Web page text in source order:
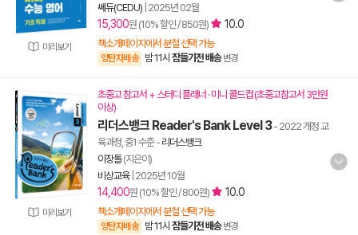
미리보기
쎄듀(CEDU) 2025년 02월
15,300원 (10% 할인 / 850원) 10.0
책소개페이지에서 분철 선택 가능
양탄자배송 밤 11시 잠들기전 배송 변경
미리보기
초중고 참고서 + 스터디 플래너 · 미니 콜드컵 (초중고참고서 3만원
이상)
리더스뱅크 Reader's Bank Level 3- 2022 개정 교
육과정, 중1 수준- 리더스뱅크
이장돌(지은이)
비상교육| 2025년 10월
14,400원 (10% 할인 / 800원) 10.0
책소개페이지에서 분철 선택 가능
양탄자배송 밤 11시 잠들기전 배송 변경